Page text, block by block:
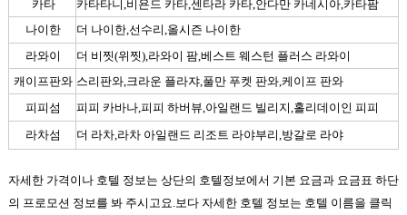
카타
카타타니,비욘드 카타,센타라 카타,안다만 카네시아,카타팜
나이한
더 나이한,선수리,올시즌 나이한
라와이
더 비찟(위찟),라와이 팜,베스트 웨스턴 플러스 라와이
캐이프판와 스리판와,크라운 플라쟈,풀만 푸켓 판와,케이프 판와
피피섬
피피 카바나,피피 하버뷰,아일랜드 빌리지,홀리데이인 피피
라차섬
더 라차,라차 아일랜드 리조트 라야부리,방갈로 라야
자세한 가격이나 호텔 정보는 상단의 호텔정보에서 기본 요금과 요금표 하단
의 프로모션 정보를 봐 주시고요.보다 자세한 호텔 정보는 호텔 이름을 클릭